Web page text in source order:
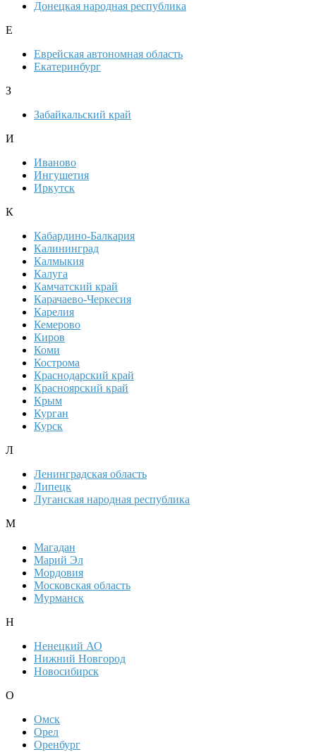
Донецкая народная республика
Е
Еврейская автономная область
Екатеринбург
З
Забайкальский край
И
Иваново
Ингушетия
Иркутск
К
Кабардино-Балкария
Калининград
Калмыкия
Калуга
Камчатский край
Карачаево-Черкесия
Карелия
Кемерово
Киров
Коми
Кострома
Краснодарский край
Красноярский край
Крым
Курган
Курск
Л
Ленинградская область
Липецк
Луганская народная республика
М
Магадан
Марий Эл
Мордовия
Московская область
Мурманск
Н
Ненецкий АО
Нижний Новгород
Новосибирск
О
Омск
Орел
Оренбург